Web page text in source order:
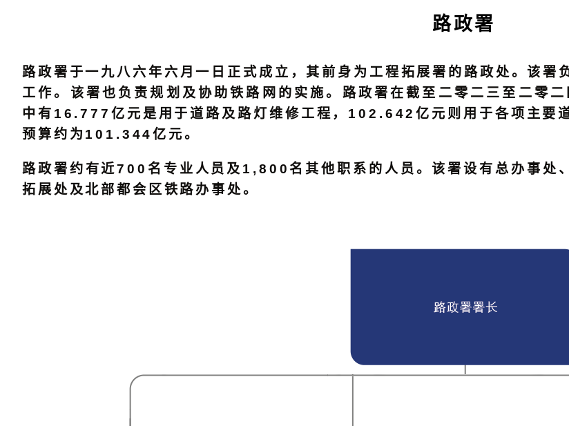
路政署
路政署于一九八六年六月一日正式成立，其前身为工程拓展署的路政处。该署
工作。该署也负责规划及协助铁路网的实施。路政署在截至二零二三至二零
中有16.777亿元是用于道路及路灯维修工程，102.642亿元则用于各项主要
预算约为101.344亿元。
路政署约有近700名专业人员及1,800名其他职系的人员。该署设有总办事处
拓展处及北部都会区铁路办事处。